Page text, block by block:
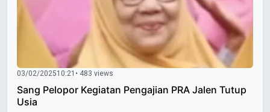
03/02/202510:21 • 483 views
Sang Pelopor Kegiatan Pengajian PRA Jalen Tutup
Usia